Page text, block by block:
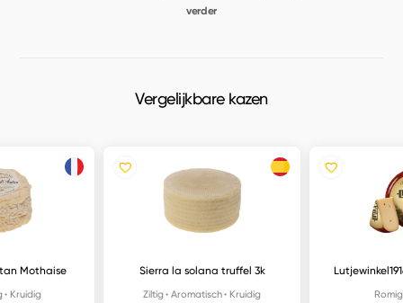
verder
Vergelijkbare kazen
Mothaise
Kruidig
Sierra la solana truffel 3k
Ziltig Aromatisch Kruidig Romig